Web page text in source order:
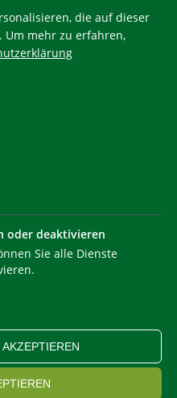
Marke. Die Nutzung muss
Südtirol - KlimaHaus
BARRIEREFREIHEIT
die auf dieser
Um mehr zu erfahren,
oder deaktivieren
Sie alle Dienste